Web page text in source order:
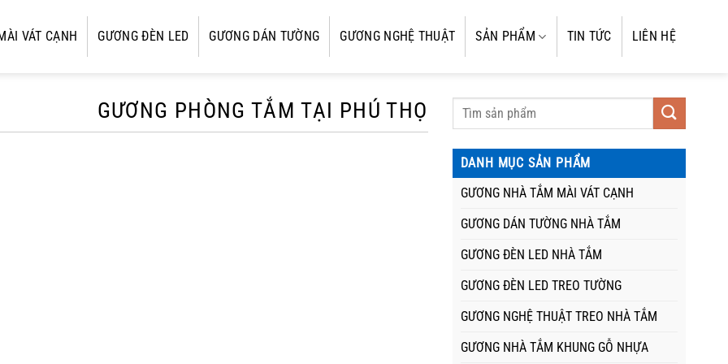
VÁT CẠNH GƯƠNG ĐÈN LED GƯƠNG DÁN TƯỜNG GƯƠNG NGHỆ THUẬT SẢN PHẨM TIN TỨC LIÊN HỆ
GƯƠNG PHÒNG TẮM TẠI PHÚ THỌ
DANH MỤC SẢN PHẨM
GƯƠNG NHÀ TẮM MÀI VÁT CẠNH
GƯƠNG DÁN TƯỜNG NHÀ TẮM
GƯƠNG ĐÈN LED NHÀ TẮM
GƯƠNG ĐÈN LED TREO TƯỜNG
GƯƠNG NGHỆ THUẬT TREO NHÀ TẮM
GƯƠNG NHÀ TẮM KHUNG GỖ NHỰA